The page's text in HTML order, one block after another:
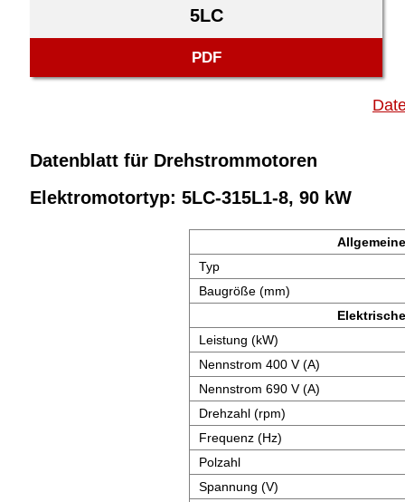
5LC
PDF
Datenblatt für Drehstrommotoren
Elektromotortyp: 5LC-315L1-8, 90 kW
Typ
Baugröße (mm)
Leistung (kW)
Nennstrom 400 V (A)
Nennstrom 690 V (A)
Drehzahl (rpm)
Frequenz (Hz)
Polzahl
Spannung (V)